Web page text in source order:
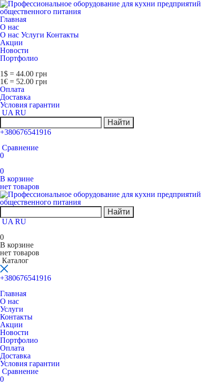
Главная
О нас
О нас Услуги Контакты
Акции
Новости
Портфолио
1$ = 44.00 грн
1€ = 52.00 грн
Оплата
Доставка
Условия гарантии
UA RU
Найти
+380676541916
Сравнение
0
0
В корзине
нет товаров
Найти
UA RU
0
В корзине
нет товаров
Каталог
+380676541916
Главная
О нас
Услуги
Контакты
Акции
Новости
Портфолио
Оплата
Доставка
Условия гарантии
Сравнение
0